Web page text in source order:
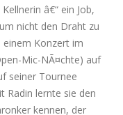
â€“ ein Job,
nicht den Draht zu
einem Konzert im
Mic-NÃ¤chte) auf
seiner Tournee
Radin lernte sie den
kennen, der